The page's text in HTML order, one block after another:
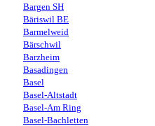
Bargen SH
Bäriswil BE
Barmelweid
Bärschwil
Barzheim
Basadingen
Basel
Basel-Altstadt
Basel-Am Ring
Basel-Bachletten